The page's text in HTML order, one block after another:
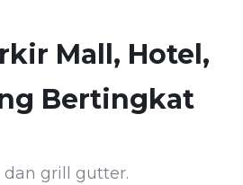
Mall, Hotel,
Bertingkat
grill gutter.